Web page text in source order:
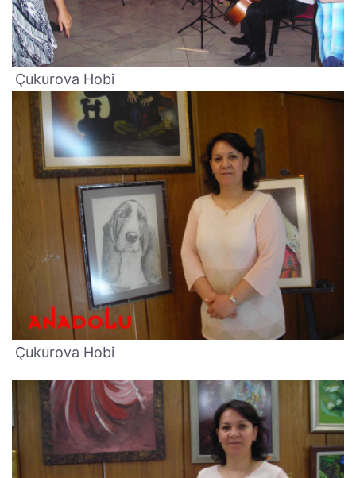
Çukurova Hobi
Çukurova Hobi